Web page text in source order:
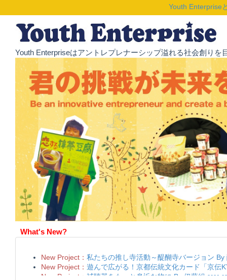
Youth Enterprise
Youth Enterpriseはアントレプレナーシップ溢れる社会創り
What's New?